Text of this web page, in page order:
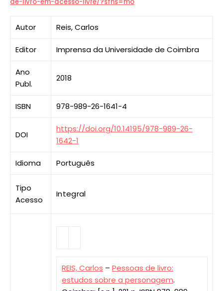
Autor Reis, Carlos
Editor Imprensa da Universidade de Coimbra
Ano
Publ.
2018
ISBN 978-989-26-1641-4
DOI
https://doi.org/10.14195/978-989-26-
1642-1
Idioma Português
Tipo
Acesso
Integral
REIS, Carlos – Pessoas de livro:
estudos sobre a personagem.